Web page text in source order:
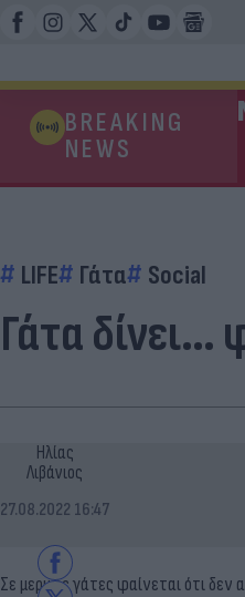
BREAKING
NEWS
LIFE Γάτα Social
Γάτα δίνει…
Ηλίας
Λιβάνιος
27.08.2022 16:47
Σε μερικές γάτες φαίνεται ότι